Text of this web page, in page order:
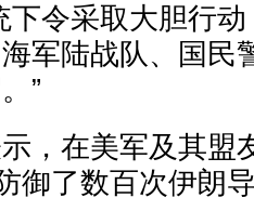
下令采取大胆行
军陆战队、国民
”
，在美军及其盟
御了数百次伊朗